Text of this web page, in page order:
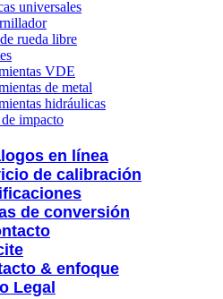
universales
rueda libre
VDE
de metal
hidráulicas
impacto
en línea
de calibración
de conversión
& enfoque
Legal